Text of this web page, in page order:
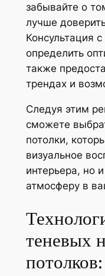
забывайте о
лучше
Консультация
определить
также
трендах и
Следуя этим
сможете
потолки,
визуальное
интерьера, но
атмосферу в
теневых